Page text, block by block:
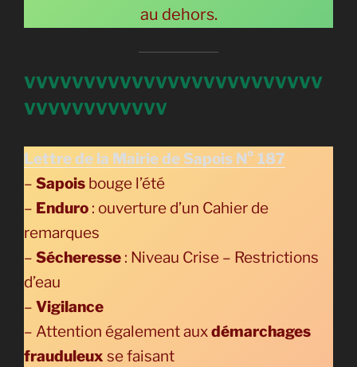
au dehors.
VVVVVVVVVVVVVVVVVVVVVVVVV
VVVVVVVVVVVV
Lettre de la Mairie de Sapois N° 187
– Sapois bouge l’été
– Enduro : ouverture d’un Cahier de
remarques
– Sécheresse : Niveau Crise – Restrictions
d’eau
– Vigilance
– Attention également auxdémarchages
frauduleux se faisant